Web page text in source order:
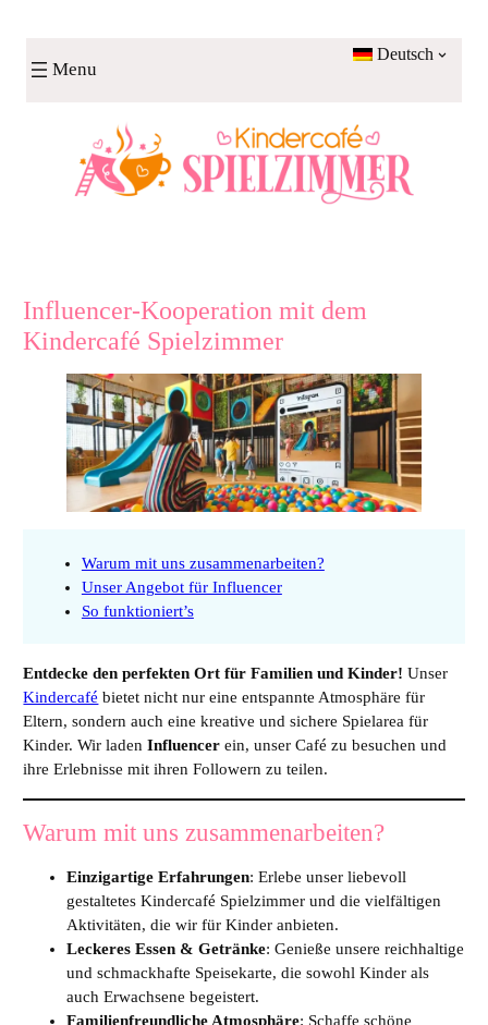
springenMenu
Deutsch
Influencer-Kooperation mit dem
Kindercafé Spielzimmer
Warum mit uns zusammenarbeiten?
Unser Angebot für Influencer
So funktioniert’s
Entdecke den perfekten Ort für Familien und Kinder! Unser
Kindercafé bietet nicht nur eine entspannte Atmosphäre für
Eltern, sondern auch eine kreative und sichere Spielarea für
Kinder. Wir ladenInfluencer ein, unser Café zu besuchen und
ihre Erlebnisse mit ihren Followern zu teilen.
Warum mit uns zusammenarbeiten?
Einzigartige Erfahrungen: Erlebe unser liebevoll
gestaltetes Kindercafé Spielzimmer und die vielfältigen
Aktivitäten, die wir für Kinder anbieten.
Leckeres Essen & Getränke: Genieße unsere reichhaltige
und schmackhafte Speisekarte, die sowohl Kinder als
auch Erwachsene begeistert.
Familienfreundliche Atmosphäre: Schaffe schöne